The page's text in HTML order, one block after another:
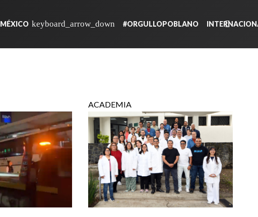
MÉXICO #ORGULLOPOBLANO
ACADEMIA